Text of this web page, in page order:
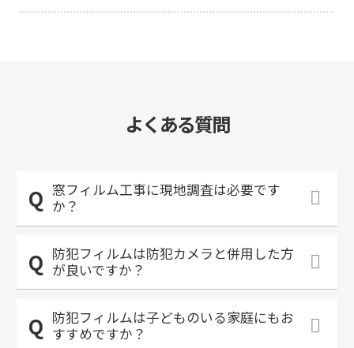
よくある質問
窓フィルム工事に現地調査は必要です
か？
防犯フィルムは防犯カメラと併用した方
が良いですか？
防犯フィルムは子どものいる家庭にもお
すすめですか？